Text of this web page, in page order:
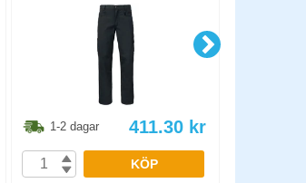
1-2 dagar 411.30 kr
KÖP